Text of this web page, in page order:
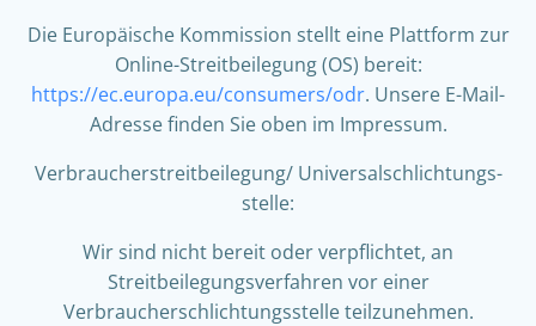
Die Europäische Kommission stellt eine Plattform zur
Online-Streitbeilegung (OS) bereit:
https://ec.europa.eu/consumers/odr. Unsere E-Mail-
Adresse finden Sie oben im Impressum.
Verbraucher­streit­beilegung/ Universal­schlichtungs­
stelle:
Wir sind nicht bereit oder verpflichtet, an
Streitbeilegungsverfahren vor einer
Verbraucherschlichtungsstelle teilzunehmen.